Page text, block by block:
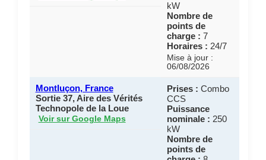
kW
Nombre de
points de
charge : 7
Horaires : 24/7
Mise à jour :
06/08/2026
Montluçon, France
Sortie 37, Aire des Vérités
Technopole de la Loue
Voir sur Google Maps
Prises : Combo
CCS
Puissance
nominale : 250
kW
Nombre de
points de